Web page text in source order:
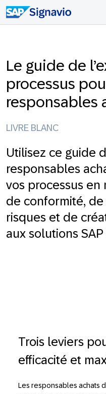
Le guide de
processus
responsables
LIVRE BLANC
Utilisez ce guide
responsables
vos processus en
de conformité,
risques et de
aux solutions SAP
Trois leviers
efficacité et
Les responsables achats